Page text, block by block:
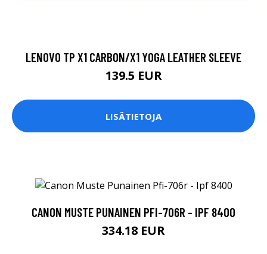
LENOVO TP X1 CARBON/X1 YOGA LEATHER SLEEVE
139.5 EUR
LISÄTIETOJA
CANON MUSTE PUNAINEN PFI-706R - IPF 8400
334.18 EUR